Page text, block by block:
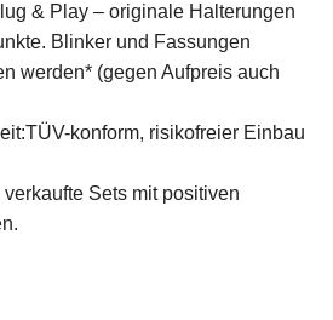
& Play – originale Halterungen
Blinker und Fassungen
werden* (gegen Aufpreis auch
konform, risikofreier Einbau
Sets mit positiven